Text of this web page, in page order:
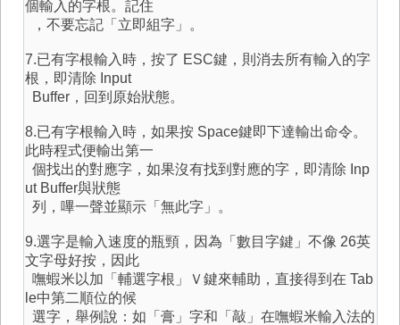
個輸入的字根。記住
，不要忘記「立即組字」。
7.已有字根輸入時，按了 ESC鍵，則消去所有輸入的字
根，即清除 Input
Buffer，回到原始狀態。
8.已有字根輸入時，如果按 Space鍵即下達輸出命令。
此時程式便輸出第一
個找出的對應字，如果沒有找到對應的字，即清除 Inp
ut Buffer與狀態
列，嗶一聲並顯示「無此字」。
9.選字是輸入速度的瓶頸，因為「數目字鍵」不像 26英
文字母好按，因此
嘸蝦米以加「輔選字根」Ｖ鍵來輔助，直接得到在 Tab
le中第二順位的候
選字，舉例說：如「膏」字和「敲」在嘸蝦米輸入法的